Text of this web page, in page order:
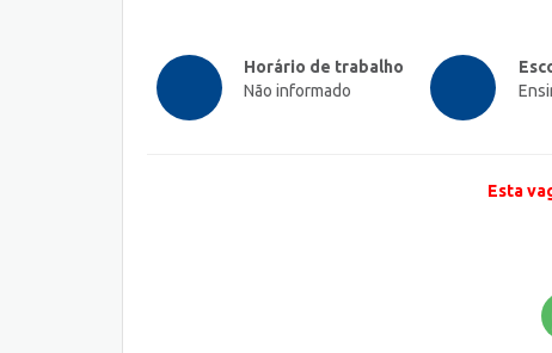
Horário de trabalho
Não informado
Esta